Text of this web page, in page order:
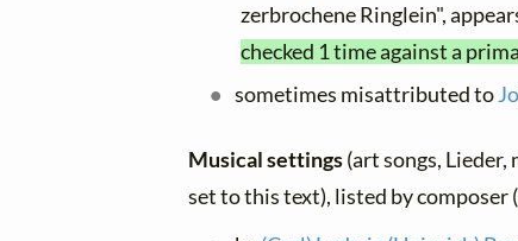
zerbrochene Ringlein",
checked 1 time against a
sometimes misattributed to
Musical settings(art songs, Lieder,
set to this text), listed by composer